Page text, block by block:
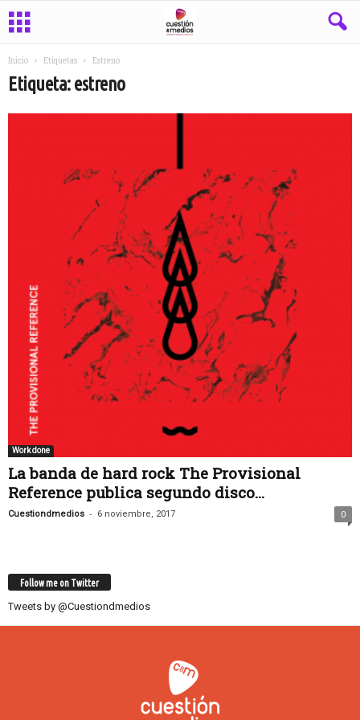
Inicio Etiquetas Estreno
Etiqueta: estreno
Work done
La banda de hard rock The Provisional
Reference publica segundo disco...
Cuestiondmedios - 6 noviembre, 2017 0
Follow me on Twitter
Tweets by @Cuestiondmedios